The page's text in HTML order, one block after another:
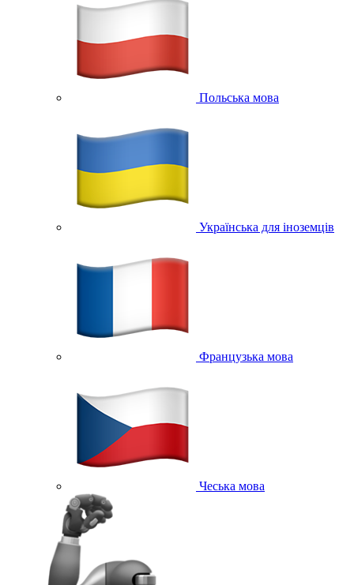
Польська мова
Українська для іноземців
Французька мова
Чеська мова